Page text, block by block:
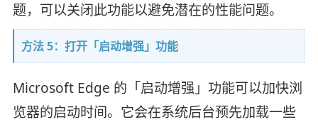
题，可以关闭此功能以避免潜在的性能问题。
方法 5：打开「启动增强」功能
Microsoft Edge 的「启动增强」功能可以加快浏
览器的启动时间。它会在系统后台预先加载一些